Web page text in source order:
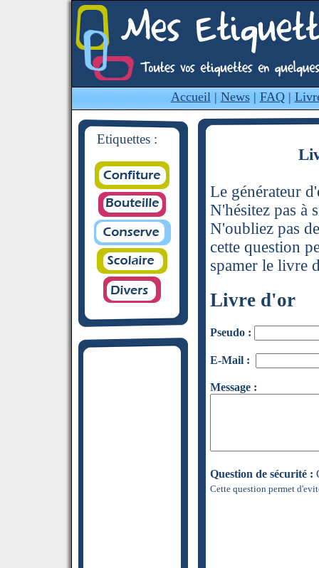
Accueil| News| FAQ|
Etiquettes :
Le générateur
N'hésitez pas à
N'oubliez pas
cette question
spamer le livre
Livre d'or
Pseudo :
E-Mail :
Message :
Question de sécurité :
Cette question permet